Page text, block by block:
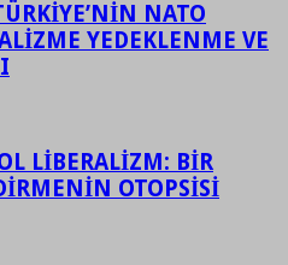
NATO
YEDEKLENME VE
LİBERALİZM: BİR
OTOPSİSİ